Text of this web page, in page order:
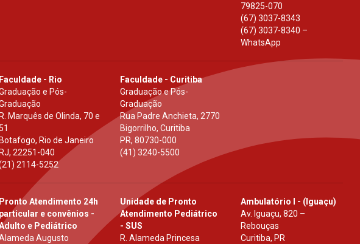
79825-070
(67) 3037-8343
(67) 3037-8340 –
WhatsApp
Faculdade - Rio
e Pós-
Marquês de Olinda, 70 e
51
Rio de Janeiro
,22251-040
2114-5252
Faculdade - Curitiba
Graduação e Pós-
Graduação
Rua Padre Anchieta, 2770
Bigorrilho, Curitiba
PR, 80730-000
(41) 3240-5500
Pronto Atendimento 24h
particular e convênios -
e Pediátrico
Augusto
Unidade de Pronto
Atendimento Pediátrico
- SUS
R. Alameda Princesa
Ambulatório I - (Iguaçu)
Av. Iguaçu, 820 –
Rebouças
Curitiba, PR